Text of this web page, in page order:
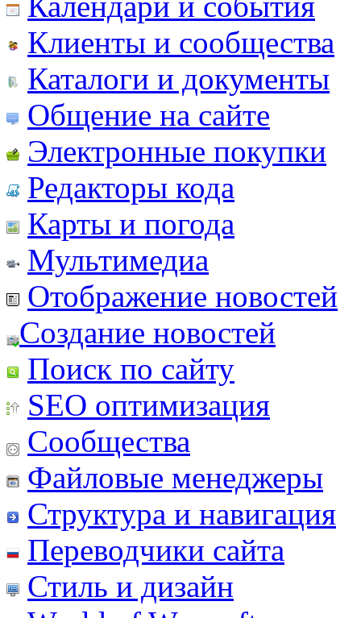
Клиенты и сообщества
Каталоги и документы
Общение на сайте
Электронные покупки
Редакторы кода
Карты и погода
Мультимедиа
Отображение новостей
Создание новостей
Поиск по сайту
SEO оптимизация
Сообщества
Файловые менеджеры
Структура и навигация
Переводчики сайта
Стиль и дизайн